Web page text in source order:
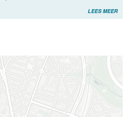
LEES MEER